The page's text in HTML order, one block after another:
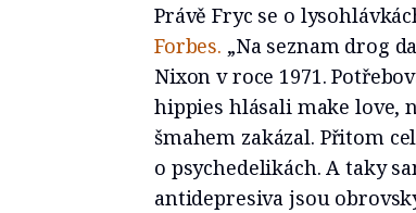
Právě Fryc se o
Forbes. „Na seznam drog
Nixon v roce 1971.
hippies hlásali make love,
šmahem zakázal. Přitom
o psychedelikách. A taky
antidepresiva jsou